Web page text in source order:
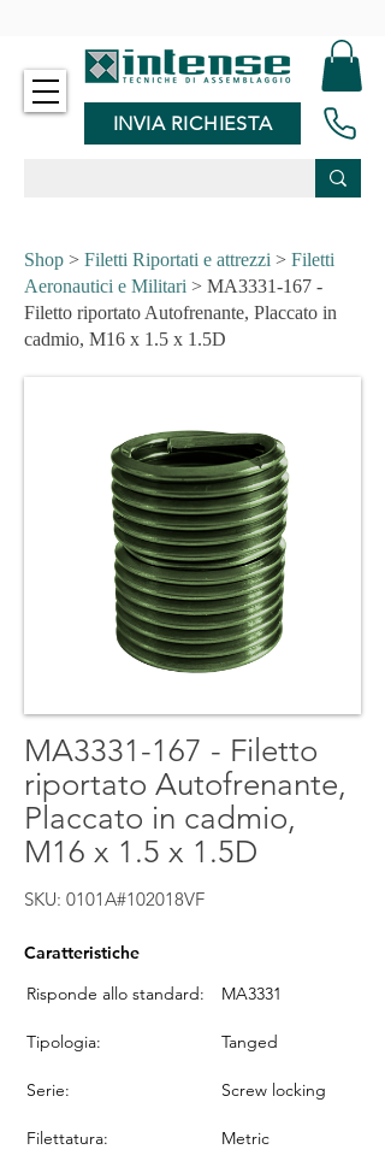
INVIA RICHIESTA
Shop > Filetti Riportati e attrezzi > Filetti
Aeronautici e Militari > MA3331-167 -
Filetto riportato Autofrenante, Placcato in
cadmio, M16 x 1.5 x 1.5D
MA3331-167 - Filetto
riportato Autofrenante,
Placcato in cadmio,
M16 x 1.5 x 1.5D
SKU: 0101A#102018VF
Caratteristiche
Risponde allo standard:
MA3331
Tipologia: Tanged
Serie: Screw locking
Filettatura: Metric